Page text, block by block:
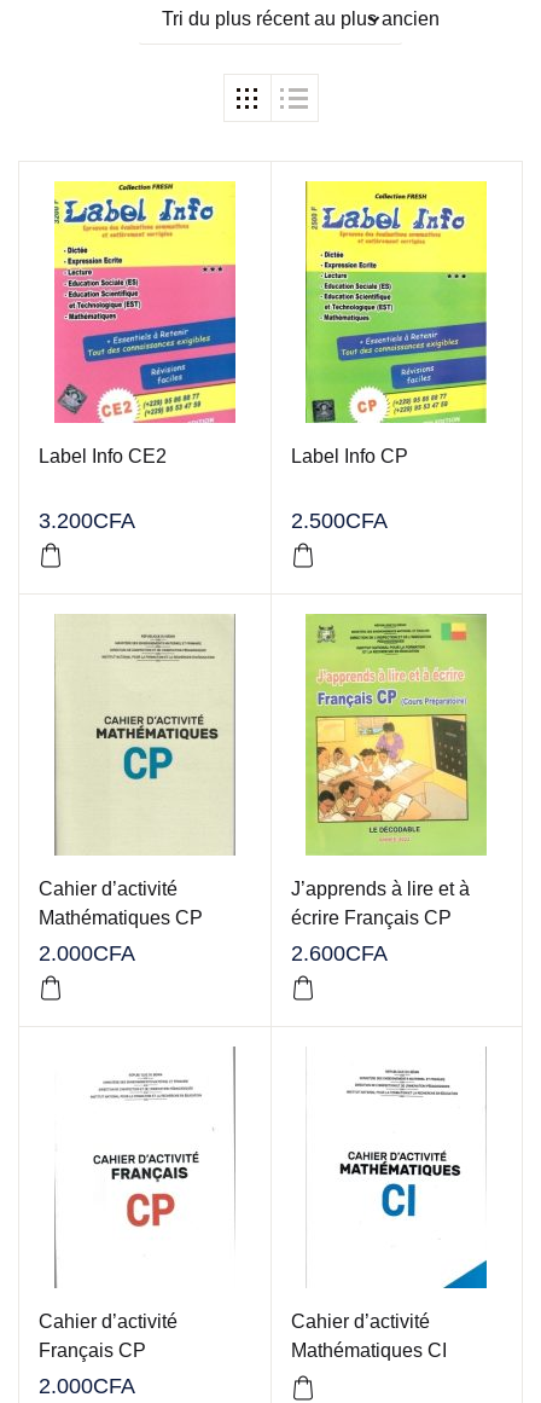
Tri du plus récent au plus ancien
Label Info CE2
3.200CFA
Label Info CP
2.500CFA
Cahier d’activité
Mathématiques CP
2.000CFA
J’apprends à lire et à
écrire Français CP
2.600CFA
Cahier d’activité
Français CP
2.000CFA
Cahier d’activité
Mathématiques CI